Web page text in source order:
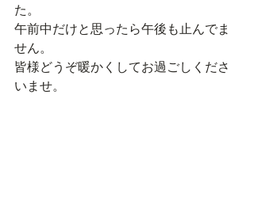
た。
午前中だけと思ったら午後も止んでま
せん。
皆様どうぞ暖かくしてお過ごしくださ
いませ。